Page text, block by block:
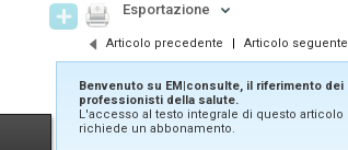
Esportazione
Articolo precedente | Articolo seguente
Benvenuto su EM|consulte, il riferimento dei
professionisti della salute.
L'accesso al testo integrale di questo articolo
richiede un abbonamento.